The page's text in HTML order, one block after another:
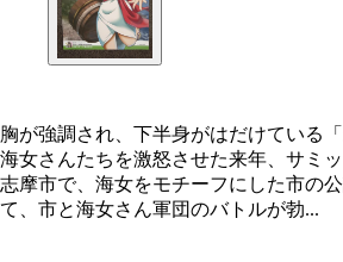
胸が強調され、下半身がはだけている
海女さんたちを激怒させた来年、サミ
志摩市で、海女をモチーフにした市の
て、市と海女さん軍団のバトルが勃...